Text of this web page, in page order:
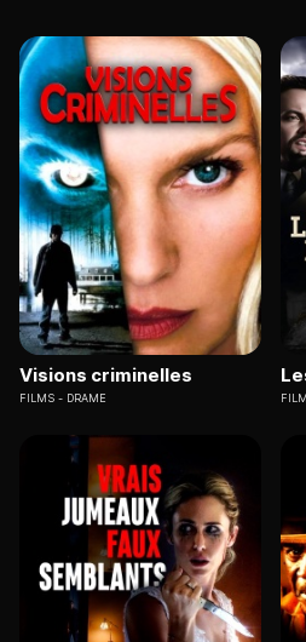
Visions criminelles
FILMS DRAME